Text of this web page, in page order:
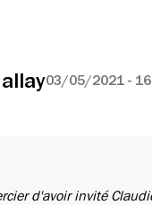
03/05/2021 -
d'avoir invité